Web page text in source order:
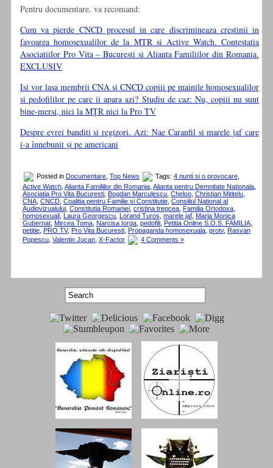
Pentru documentare, va recomand:
Cum va pierde CNCD procesul in care discrimineaza crestinii in
favoarea homosexualilor de la MTR si Active Watch. Contestatia
Asociatiilor Pro Vita – Bucuresti si Alianta Familiilor din Romania.
EXCLUSIV
Isi vor lasa membrii CNA si CNCD copiii pe mainile homosexualilor
si pedofililor pe care ii apara azi? Studiu de caz: Nu, copiii nu sunt
bine-mersi, nici la MŢR nici la Pro TV
Despre evrei banditi si regizori. Azi: Nae Caranfil si marele jaf care
i-a înnebunit şi pe americani
Posted in Documentare Top News Tags: 4 nunti si o provocare
Active Watch Alianta Familiilor din Romania Alianta pentru Demnitate Nationala
Asociatia Pro Vita Bucuresti Bogdan Marculescu Cheloo Christian Mititelu
CNA CNCD Coalitia pentru Familie si Constitutie Consiliul National al
Audiovizualului Constitutia Romaniei cristina trepcea Familia Ortodoxa
homosexuali Laura Georgescu Lorand Turos marele jaf Maria Monica
Gubernat Mircea Toma Narcisa Iorga pedofili Petitia Online S.O.S. FAMILIA
petitie PRO TV, Pro Vita Bucuresti Propaganda homosexuala protv, Rasvan
Popescu Valentin Jucan X-Factor 4 Comments »